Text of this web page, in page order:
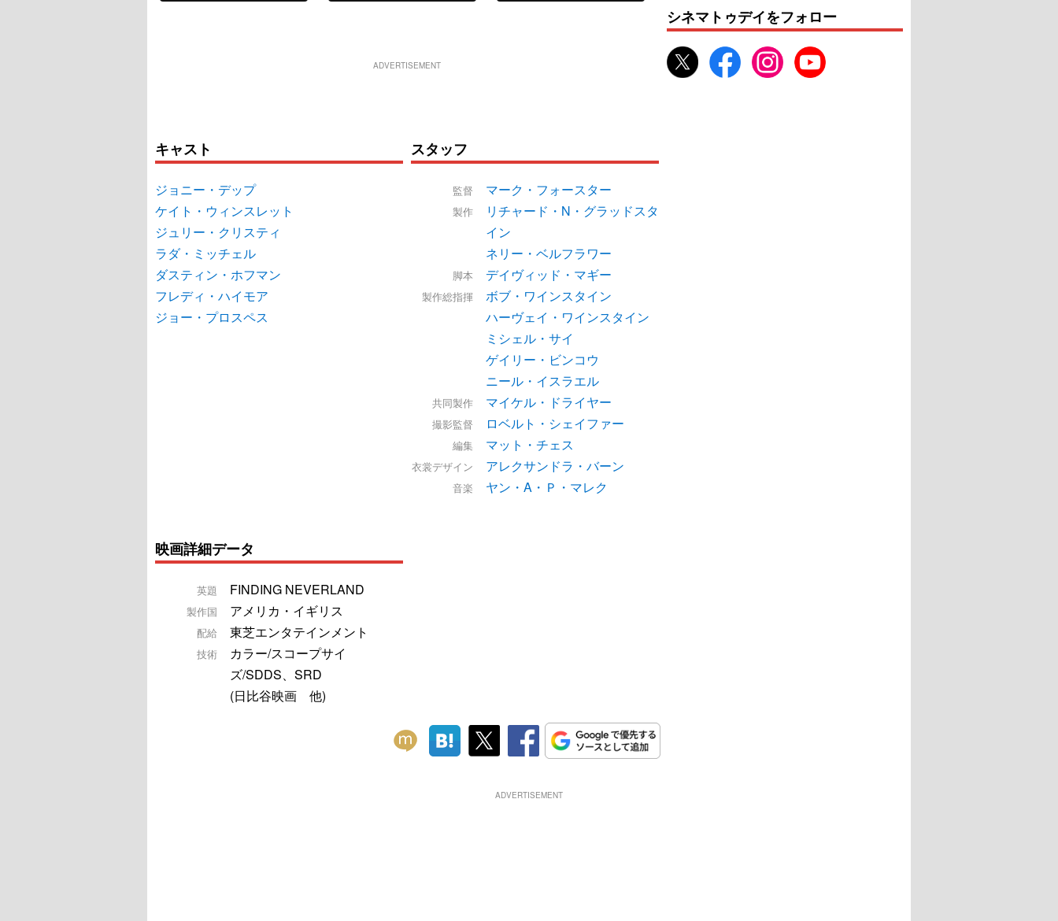
ADVERTISEMENT
キャスト
ジョニー・デップ
ケイト・ウィンスレット
ジュリー・クリスティ
ラダ・ミッチェル
ダスティン・ホフマン
フレディ・ハイモア
ジョー・プロスペス
スタッフ
監督 マーク・フォースター
製作
リチャード・N・グラッドスタ
イン
ネリー・ベルフラワー
脚本 デイヴィッド・マギー
製作総指揮
ボブ・ワインスタイン
ハーヴェイ・ワインスタイン
ミシェル・サイ
ゲイリー・ビンコウ
ニール・イスラエル
共同製作 マイケル・ドライヤー
撮影監督 ロベルト・シェイファー
編集 マット・チェス
衣裳デザイン アレクサンドラ・バーン
音楽 ヤン・A・Ｐ・マレク
映画詳細データ
英題 FINDING NEVERLAND
製作国 アメリカ・イギリス
配給 東芝エンタテインメント
技術
カラー/スコープサイ
ズ/SDDS、SRD
(日比谷映画 他)
シネマトゥデイをフォロー
ADVERTISEMENT